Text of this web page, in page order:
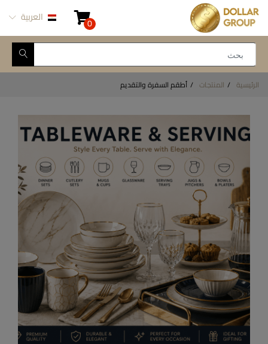
0 العربية
الرئيسية المنتجات أطقم السفرة والتقديم